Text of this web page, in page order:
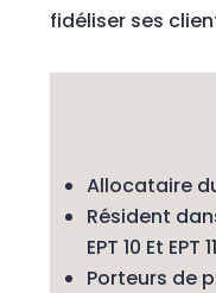
fidéliser ses
Allocataire
Résident
EPT 10 Et EPT
Porteurs de